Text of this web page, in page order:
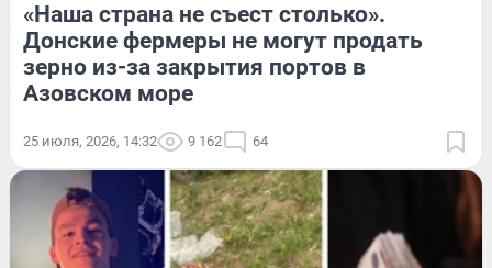
«Наша страна не съест столько».
Донские фермеры не могут продать
зерно из-за закрытия портов в
Азовском море
25 июля, 2026, 14:32 9 162 64